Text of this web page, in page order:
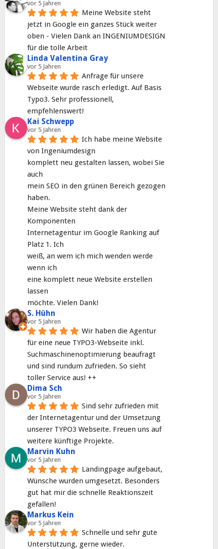
vor 5 Jahren
Meine Website steht
jetzt in Google ein ganzes Stück weiter
oben - Vielen Dank an INGENIUMDESIGN
für die tolle Arbeit
Linda Valentina Gray
vor 5 Jahren
Anfrage für unsere
Webseite wurde rasch erledigt. Auf Basis
Typo3. Sehr professionell,
empfehlenswert!
Kai Schwepp
vor 5 Jahren
Ich habe meine Website
von Ingeniumdesign
komplett neu gestalten lassen, wobei Sie
auch
mein SEO in den grünen Bereich gezogen
haben.
Meine Website steht dank der
Komponenten
Internetagentur im Google Ranking auf
Platz 1. Ich
weiß, an wem ich mich wenden werde
wenn ich
eine komplett neue Website erstellen
lassen
möchte. Vielen Dank!
S. Hühn
vor 5 Jahren
Wir haben die Agentur
für eine neue TYPO3-Webseite inkl.
Suchmaschinenoptimierung beaufragt
und sind rundum zufrieden. So sieht
toller Service aus! ++
Dima Sch
vor 5 Jahren
Sind sehr zufrieden mit
der Internetagentur und der Umsetzung
unserer TYPO3 Webseite. Freuen uns auf
weitere künftige Projekte.
Marvin Kuhn
vor 5 Jahren
Landingpage aufgebaut,
Wünsche wurden umgesetzt. Besonders
gut hat mir die schnelle Reaktionszeit
gefallen!
Markus Kein
vor 5 Jahren
Schnelle und sehr gute
Unterstützung, gerne wieder.